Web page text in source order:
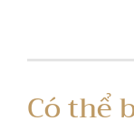
Có thể